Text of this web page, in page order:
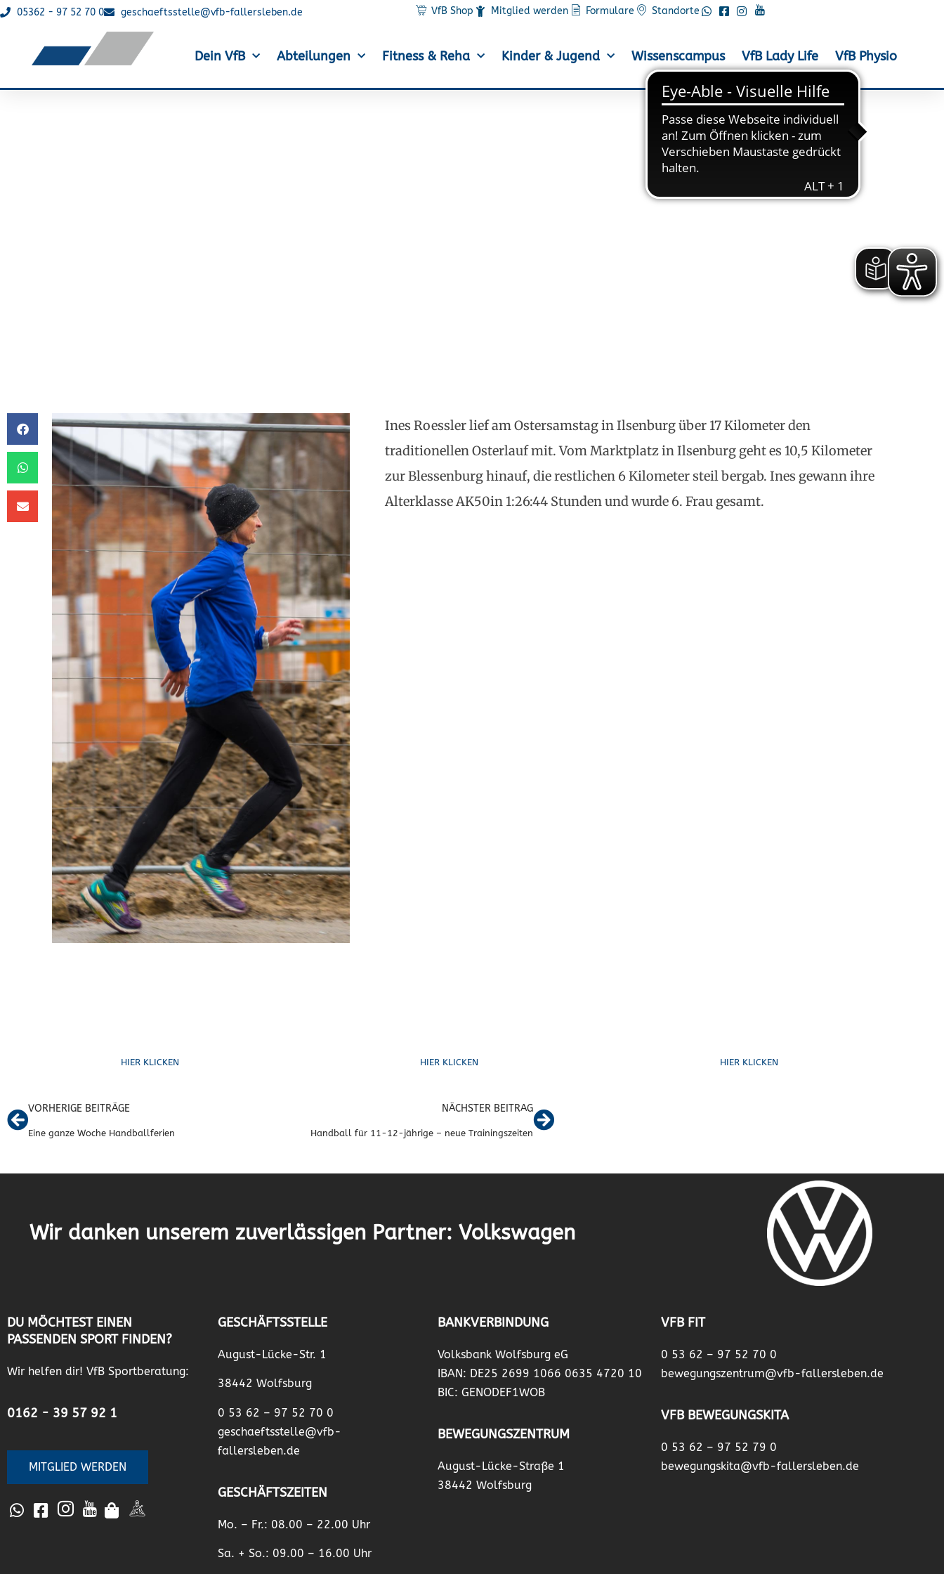
05362 - 97 52 70 0 geschaeftsstelle@vfb-fallersleben.de VfB Shop Mitglied werden Formulare Standorte
Dein VfB Abteilungen Fitness & Reha Kinder & Jugend Wissenscampus VfB Lady Life VfB Physio
Ines Roessler lief am Ostersamstag in Ilsenburg über 17 Kilometer den
traditionellen Osterlauf mit. Vom Marktplatz in Ilsenburg geht es 10,5 Kilometer
zur Blessenburg hinauf, die restlichen 6 Kilometer steil bergab. Ines gewann ihre
Alterklasse AK50in 1:26:44 Stunden und wurde 6. Frau gesamt.
HIER KLICKEN HIER KLICKEN HIER KLICKEN
VORHERIGE BEITRÄGE
Eine ganze Woche Handballferien
NÄCHSTER BEITRAG
Handball für 11-12-jährige – neue Trainingszeiten
Wir danken unserem zuverlässigen Partner: Volkswagen
DU MÖCHTEST EINEN
PASSENDEN SPORT FINDEN?
Wir helfen dir! VfB Sportberatung:
0162 - 39 57 92 1
MITGLIED WERDEN
GESCHÄFTSSTELLE
August-Lücke-Str. 1
38442 Wolfsburg
0 53 62 – 97 52 70 0
geschaeftsstelle@vfb-
fallersleben.de
GESCHÄFTSZEITEN
Mo. – Fr.: 08.00 – 22.00 Uhr
Sa. + So.: 09.00 – 16.00 Uhr
BANKVERBINDUNG
Volksbank Wolfsburg eG
IBAN: DE25 2699 1066 0635 4720 10
BIC: GENODEF1WOB
BEWEGUNGSZENTRUM
August-Lücke-Straße 1
38442 Wolfsburg
VFB FIT
0 53 62 – 97 52 70 0
bewegungszentrum@vfb-fallersleben.de
VFB BEWEGUNGSKITA
0 53 62 – 97 52 79 0
bewegungskita@vfb-fallersleben.de